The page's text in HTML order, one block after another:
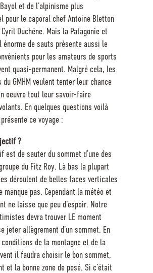
et de l’alpinisme plus
pour le caporal chef Antoine Bletton
Duchêne. Mais la Patagonie et
énorme de sauts présente aussi le
pour les amateurs de sports
quasi-permanent. Malgré cela, les
GMHM veulent tenter leur chance
oeuvre tout leur savoir-faire
En quelques questions voilà
ce voyage :
?
est de sauter du sommet d’une des
du Fitz Roy. Là bas la plupart
déroulent de belles faces verticales
manque pas. Cependant la météo et
ne laisse que peu d’espoir. Notre
devra trouver LE moment
jeter allègrement d’un sommet. En
de la montagne et de la
il faudra choisir le bon sommet,
et la bonne zone de posé. Si c’était